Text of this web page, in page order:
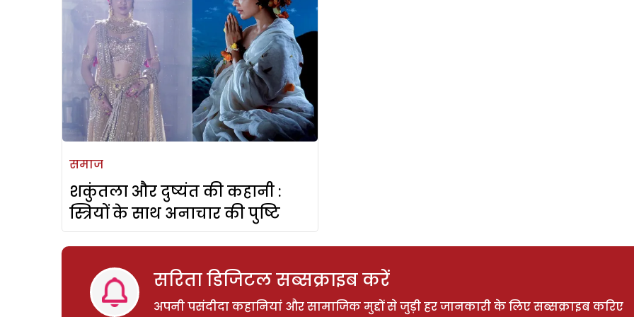
समाज
शकुंतला और दुष्यंत की कहानी :
स्त्रियों के साथ अनाचार की पुष्टि
सरिता डिजिटल सब्सक्राइब करें
अपनी पसंदीदा कहानियां और सामाजिक मुद्दों से जुड़ी हर जानकारी के लिए सब्सक्राइब करिए